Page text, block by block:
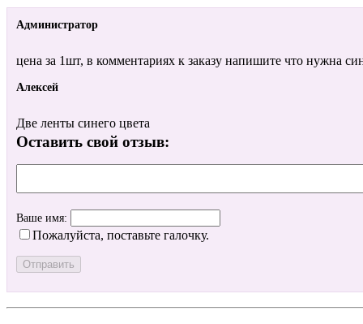
Администратор
цена за 1шт, в комментариях к заказу напишите что нужна
Алексей
Две ленты синего цвета
Оставить свой отзыв:
Ваше имя:
Пожалуйста, поставьте галочку.